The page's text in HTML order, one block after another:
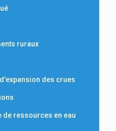
ruraux
des crues
de ressources en eau